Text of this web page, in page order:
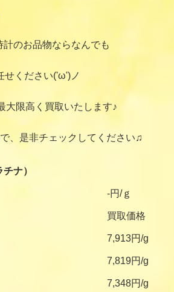
のお品物ならなんでも
せください('ω')ノ
大限高く買取いたします♪
、是非チェックしてください♫
ナ）
-円/ｇ
買取価格
7,913円/g
7,819円/g
7,348円/g